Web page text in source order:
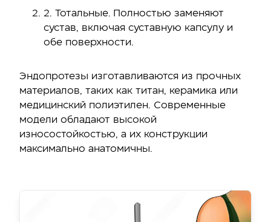
2. Тотальные. Полностью заменяют
сустав, включая суставную капсулу и
обе поверхности.
Эндопротезы изготавливаются из прочных
материалов, таких как титан, керамика или
медицинский полиэтилен. Современные
модели обладают высокой
износостойкостью, а их конструкции
максимально анатомичны.